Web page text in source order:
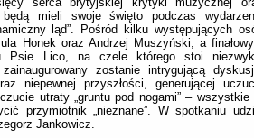
mieli swoje święto podczas
ląd”. Pośród kilku występujących
Honek oraz Andrzej Muszyński, a
Psie Lico, na czele którego stoi
zostanie intrygującą
niepewnej przyszłości, generującej
utraty „gruntu pod nogami” – wszystkie
przymiotnik „nieznane”. W spotkaniu
Jankowicz.